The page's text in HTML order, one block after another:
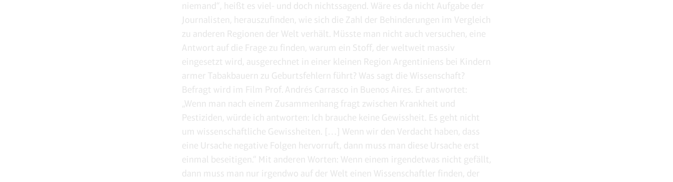
niemand“, heißt es viel- und doch nichtssagend. Wäre es da nicht Aufgabe der
Journalisten, herauszufinden, wie sich die Zahl der Behinderungen im Vergleich
zu anderen Regionen der Welt verhält. Müsste man nicht auch versuchen, eine
Antwort auf die Frage zu finden, warum ein Stoff, der weltweit massiv
eingesetzt wird, ausgerechnet in einer kleinen Region Argentiniens bei Kindern
armer Tabakbauern zu Geburtsfehlern führt? Was sagt die Wissenschaft?
Befragt wird im Film Prof. Andrés Carrasco in Buenos Aires. Er antwortet:
„Wenn man nach einem Zusammenhang fragt zwischen Krankheit und
Pestiziden, würde ich antworten: Ich brauche keine Gewissheit. Es geht nicht
um wissenschaftliche Gewissheiten. […] Wenn wir den Verdacht haben, dass
eine Ursache negative Folgen hervorruft, dann muss man diese Ursache erst
einmal beseitigen.“ Mit anderen Worten: Wenn einem irgendetwas nicht gefällt,
dann muss man nur irgendwo auf der Welt einen Wissenschaftler finden, der